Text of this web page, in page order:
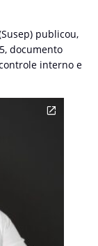
publicou,
documento
interno e